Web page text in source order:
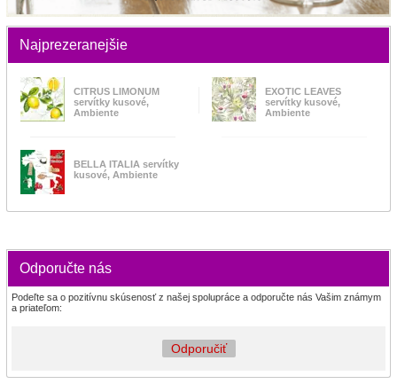
Najprezeranejšie
CITRUS LIMONUM
servítky kusové,
Ambiente
EXOTIC LEAVES
servítky kusové,
Ambiente
BELLA ITALIA servítky
kusové, Ambiente
Odporučte nás
Podeľte sa o pozitívnu skúsenosť z našej spolupráce a odporučte nás Vašim známym
a priateľom:
Odporučiť